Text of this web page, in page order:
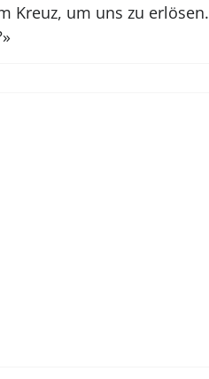
Kreuz, um uns zu erlösen.